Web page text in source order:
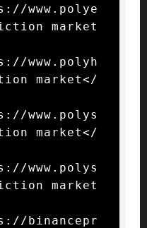
www.polye
market
www.polyh
market</
www.polys
market</
www.polys
market
binancepr